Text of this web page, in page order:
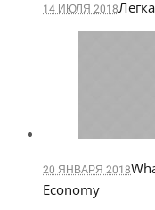
14 ИЮЛЯ 2018
20 ЯНВАРЯ 2018
Economy